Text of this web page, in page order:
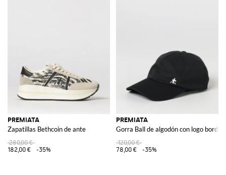
PREMIATA
Zapatillas Bethcoin de ante
280,00 €
182,00 €
-35%
PREMIATA
Gorra Ball de algodón con logo
120,00 €
78,00 €
-35%